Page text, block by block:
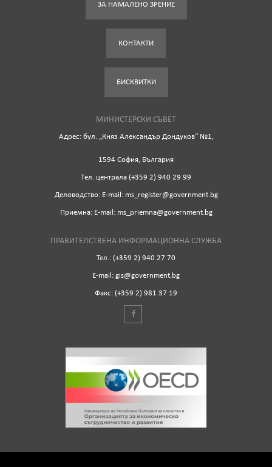
ЗА НАМАЛЕНО ЗРЕНИЕ
КОНТАКТИ
БИСКВИТКИ
МИНИСТЕРСКИ СЪВЕТ
Адрес: бул. „Княз Александър Дондуков“ №1,
1594 София, България
Tел. централа (+359 2) 940 29 99
Деловодство: Е-mail: ms_register@government.bg
Приемна: Е-mail: ms_priemna@government.bg
ПРАВИТЕЛСТВЕНА ИНФОРМАЦИОННА СЛУЖБА
Тел.: (+359 2) 940 27 70
Е-mail: gis@government.bg
Факс: (+359 2) 981 37 19